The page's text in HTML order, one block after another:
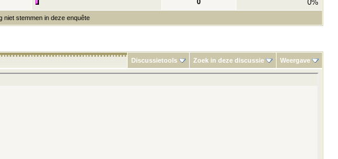
0 0%
niet stemmen in deze enquête
Discussietools Zoek in deze discussie Weergave